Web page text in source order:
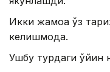
Икки жамоа ўз
келишмоқда.
Ушбу турдаги ўйин